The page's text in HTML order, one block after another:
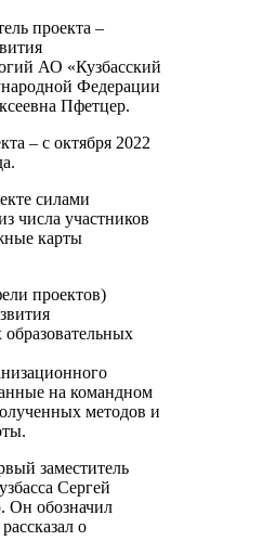
проекта –
АО «Кузбасский
Федерации
Пфетцер.
– с октября 2022
силами
числа участников
карты
проектов)
на командном
методов и
заместитель
Сергей
Он обозначил
о